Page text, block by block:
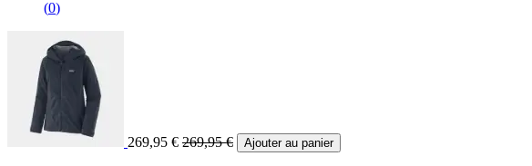
(0)
269,95 € 269,95€ Ajouter au panier